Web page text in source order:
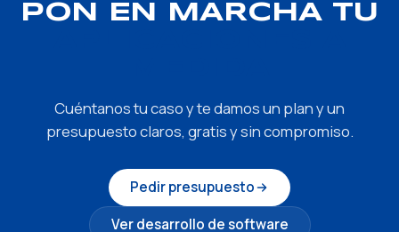
PON EN MARCHA TU
Cuéntanos tu caso y te damos un plan y un
presupuesto claros, gratis y sin compromiso.
Pedir presupuesto
Ver desarrollo de software